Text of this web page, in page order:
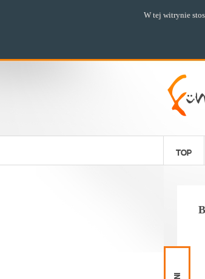
TOP
Poprzedni
W tej witrynie